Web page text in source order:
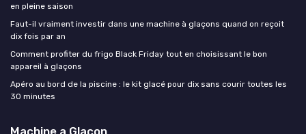
en pleine saison
Faut-il vraiment investir dans une machine à glaçons quand on reçoit
dix fois par an
Comment profiter du frigo Black Friday tout en choisissant le bon
appareil à glaçons
Apéro au bord de la piscine : le kit glacé pour dix sans courir toutes les
30 minutes
Machine a Glacon